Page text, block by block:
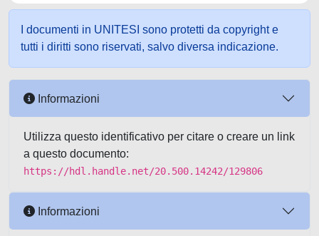
I documenti in UNITESI sono protetti da copyright e
tutti i diritti sono riservati, salvo diversa indicazione.
Informazioni
Utilizza questo identificativo per citare o creare un link
a questo documento:
https://hdl.handle.net/20.500.14242/129806
Informazioni